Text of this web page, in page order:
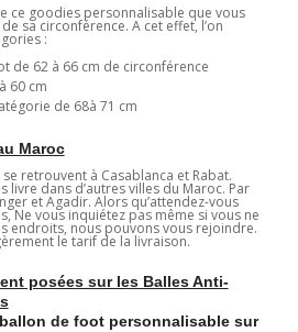
ce goodies personnalisable que vous
sa circonférence. A cet effet, l’on
:
de 62 à 66 cm de circonférence
60 cm
de 68à 71 cm
Maroc
retrouvent à Casablanca et Rabat.
livre dans d’autres villes du Maroc. Par
et Agadir. Alors qu’attendez-vous
Ne vous inquiétez pas même si vous ne
endroits, nous pouvons vous rejoindre.
le tarif de la livraison.
posées sur les Balles Anti-
de foot personnalisable sur